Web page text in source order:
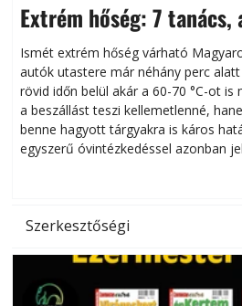
Extrém hőség: 7 tanács,
megóvhatjuk autónkat
Ismét extrém hőség várható
autók utastere már néhány perc
rövid időn belül akár a 60-70 °C-ot is
a beszállást teszi kellemetlenné,
benne hagyott tárgyakra is káros
egyszerű óvintézkedéssel azonban
Szerkesztőségi